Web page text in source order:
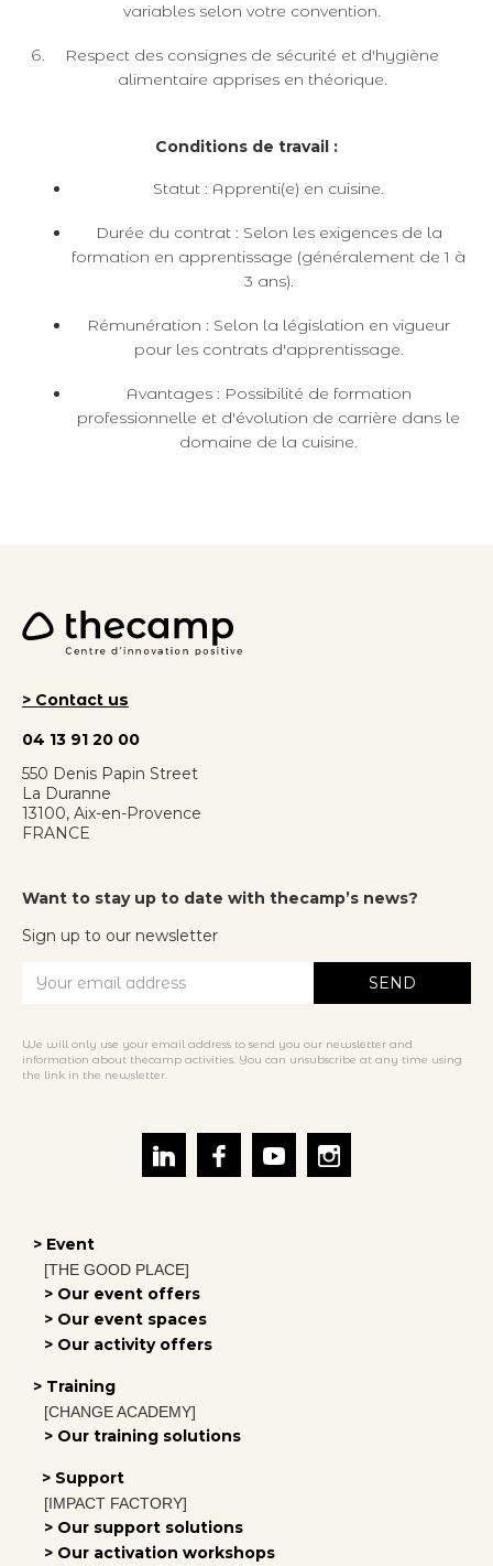
variables selon votre convention.
Respect des consignes de sécurité et d'hygiène
alimentaire apprises en théorique.
Conditions de travail :
Statut : Apprenti(e) en cuisine.
Durée du contrat : Selon les exigences de la
formation en apprentissage (généralement de 1 à
3 ans).
Rémunération : Selon la législation en vigueur
pour les contrats d'apprentissage.
Avantages : Possibilité de formation
professionnelle et d'évolution de carrière dans le
domaine de la cuisine.
> Event
[THE GOOD PLACE]
> Our event offers
> Our event spaces
> Our activity offers
> Training
[CHANGE ACADEMY]
> Our training solutions
> Support
[IMPACT FACTORY]
> Our support solutions
> Our activation workshops
Want to stay up to date with thecamp’s news?
Sign up to our newsletter
We will only use your email address to send you our newsletter and
information about thecamp activities. You can unsubscribe at any time using
the link in the newsletter.
> Contact us
04 13 91 20 00
550 Denis Papin Street
La Duranne
13100, Aix-en-Provence
FRANCE